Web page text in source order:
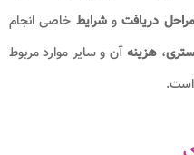
مراحل دریافتوشرایط خاصی انجام
، هزینهآن و سایر موارد مربوط
است.